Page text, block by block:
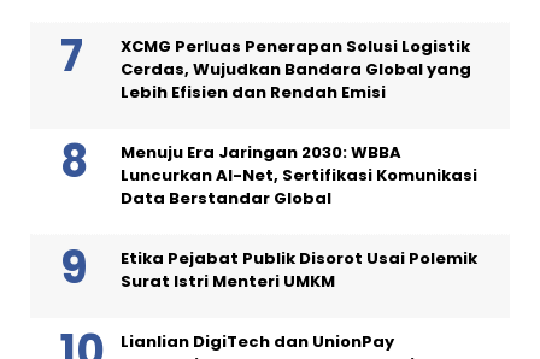
XCMG Perluas Penerapan Solusi Logistik
Cerdas, Wujudkan Bandara Global yang
Lebih Efisien dan Rendah Emisi
Menuju Era Jaringan 2030: WBBA
Luncurkan AI-Net, Sertifikasi Komunikasi
Data Berstandar Global
Etika Pejabat Publik Disorot Usai Polemik
Surat Istri Menteri UMKM
Lianlian DigiTech dan UnionPay